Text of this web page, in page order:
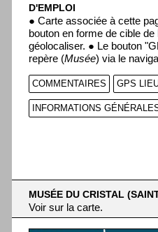
D'EMPLOI
● Carte associée à cette
bouton en forme de cible
géolocaliser. ● Le bouton
repère (Musée) via le
COMMENTAIRES GPS
INFORMATIONS
MUSÉE DU CRISTAL
Voir sur la carte.